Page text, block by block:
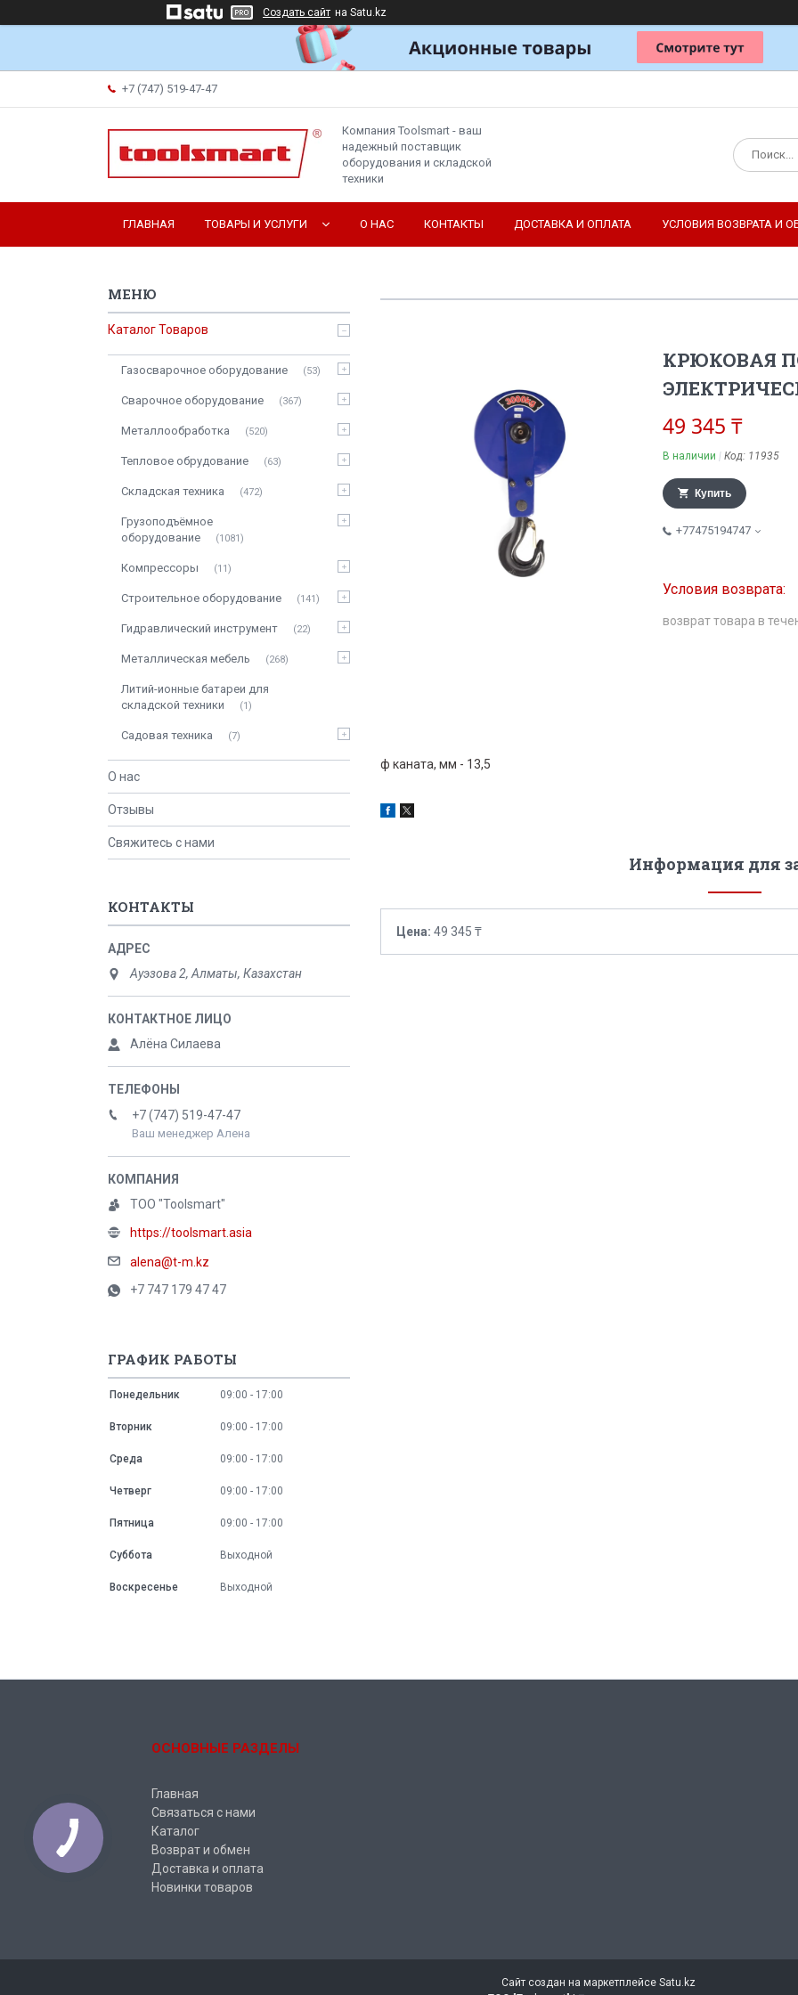
Создать сайт на Satu.kz
+7 (747) 519-47-47
Компания Toolsmart - ваш
надежный поставщик
оборудования и складской
техники
ГЛАВНАЯ ТОВАРЫ И УСЛУГИ О НАС КОНТАКТЫ ДОСТАВКА И ОПЛАТА УСЛОВИЯ ВОЗВРАТА И
КРЮКОВАЯ
49 345 ₸
В наличии Код: 11935
Купить
+77475194747
возврат товара в
ф каната, мм - 13,5
Информация для
Цена: 49 345 ₸
Каталог Товаров
Газосварочное оборудование 53
Сварочное оборудование 367
Металлообработка 520
Тепловое обрудование 63
Складская техника 472
Грузоподъёмное
оборудование
1081
Компрессоры 11
Строительное оборудование 141
Гидравлический инструмент 22
Металлическая мебель 268
Литий-ионные батареи для
складской техники
1
Садовая техника 7
О нас
Отзывы
Свяжитесь с нами
КОНТАКТЫ
Ауэзова 2, Алматы, Казахстан
Алёна Силаева
+7 (747) 519-47-47
Ваш менеджер Алена
ТОО "Toolsmart"
https://toolsmart.asia
alena@t-m.kz
+7 747 179 47 47
ГРАФИК РАБОТЫ
Понедельник 09:00 17:00
Вторник 09:00 17:00
Среда 09:00 17:00
Четверг 09:00 17:00
Пятница 09:00 17:00
Суббота Выходной
Воскресенье Выходной
ОСНОВНЫЕ РАЗДЕЛЫ
Главная
Связаться с нами
Каталог
Возврат и обмен
Доставка и оплата
Новинки товаров
Сайт создан на маркетплейсе Satu.kz